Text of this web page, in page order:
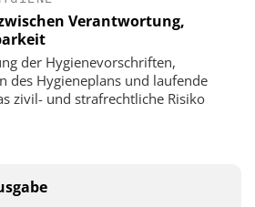
Verantwortung,
der Hygienevorschriften,
des Hygieneplans und laufende
zivil- und strafrechtliche Risiko